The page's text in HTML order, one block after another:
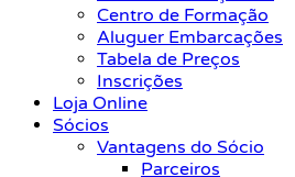
Centro de Formação
Aluguer Embarcações
Tabela de Preços
Inscrições
Loja Online
Sócios
Vantagens do Sócio
Parceiros